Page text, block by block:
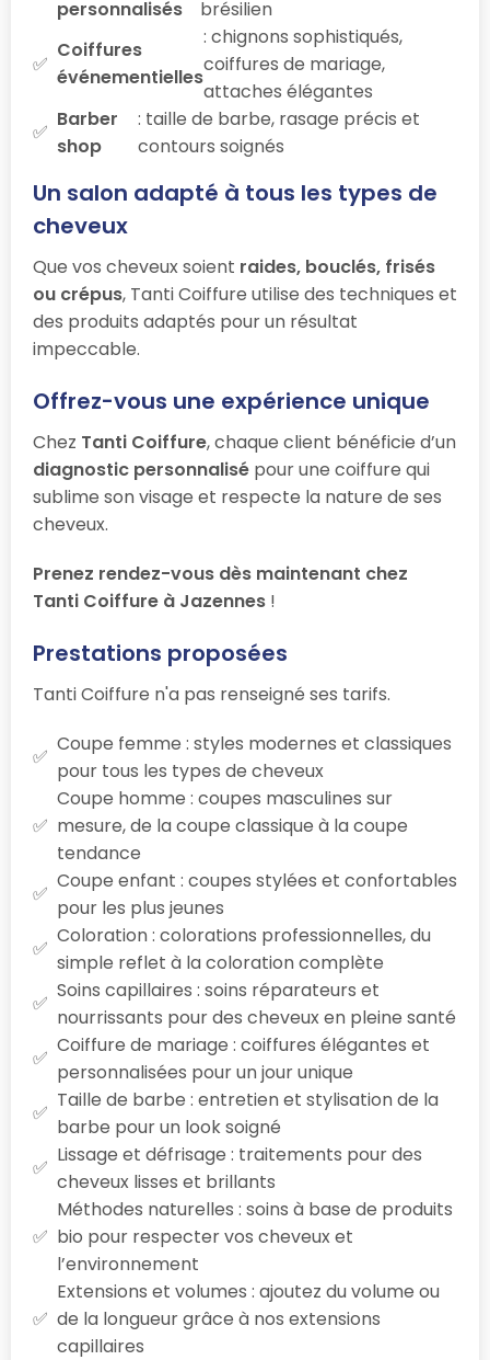
personnalisés
brésilien
Coiffures
événementielles
: chignons sophistiqués,
coiffures de mariage,
attaches élégantes
Barber
shop
: taille de barbe, rasage précis et
contours soignés
Un salon adapté à tous les types de
cheveux
Que vos cheveux soient raides, bouclés, frisés
ou crépus, Tanti Coiffure utilise des techniques et
des produits adaptés pour un résultat
impeccable.
Offrez-vous une expérience unique
Chez Tanti Coiffure, chaque client bénéficie d’un
diagnostic personnalisé pour une coiffure qui
sublime son visage et respecte la nature de ses
cheveux.
Prenez rendez-vous dès maintenant chez
Tanti Coiffure à Jazennes !
Prestations proposées
Tanti Coiffure n'a pas renseigné ses tarifs.
Coupe femme : styles modernes et classiques
pour tous les types de cheveux
Coupe homme : coupes masculines sur
mesure, de la coupe classique à la coupe
tendance
Coupe enfant : coupes stylées et confortables
pour les plus jeunes
Coloration : colorations professionnelles, du
simple reflet à la coloration complète
Soins capillaires : soins réparateurs et
nourrissants pour des cheveux en pleine santé
Coiffure de mariage : coiffures élégantes et
personnalisées pour un jour unique
Taille de barbe : entretien et stylisation de la
barbe pour un look soigné
Lissage et défrisage : traitements pour des
cheveux lisses et brillants
Méthodes naturelles : soins à base de produits
bio pour respecter vos cheveux et
l’environnement
Extensions et volumes : ajoutez du volume ou
de la longueur grâce à nos extensions
capillaires